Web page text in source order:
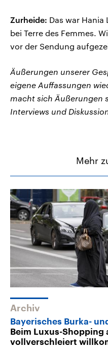
Zurheide: Das war
bei Terre des Femmes.
vor der Sendung
Äußerungen unserer
eigene Auffassungen
macht sich Äußerungen
Interviews und
Mehr
Archiv
Bayerisches Burka-
Beim Luxus-Shopping
vollverschleiert